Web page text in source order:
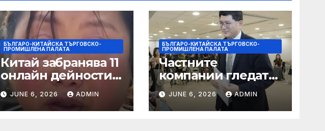
БЪЛГАРО-КИТАЙСКА ТЪРГОВСКО-
ПРОМИШЛЕНА ПАЛАТА
Китай забранява 11
онлайн дейности
при по-строги
правила за
ограничаване на
JUNE 6, 2026 ADMIN
БЪЛГАРО-КИТАЙСКА ТЪРГОВСКО-
ПРОМИШЛЕНА ПАЛАТА
Частните
компании гледат
на по-голяма роля
в стратегическата
енергетика
JUNE 6, 2026 ADMIN